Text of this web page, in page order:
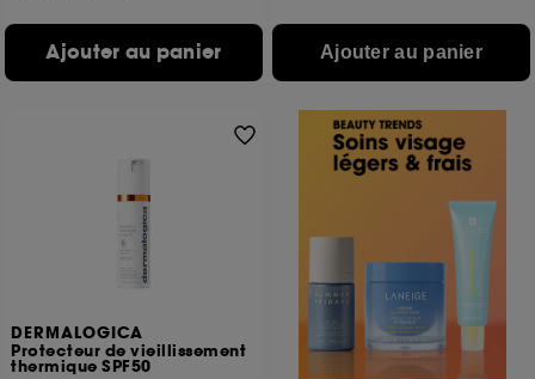
Ajouter au panier Ajouter au panier
DERMALOGICA
Protecteur de vieillissement
thermique SPF50